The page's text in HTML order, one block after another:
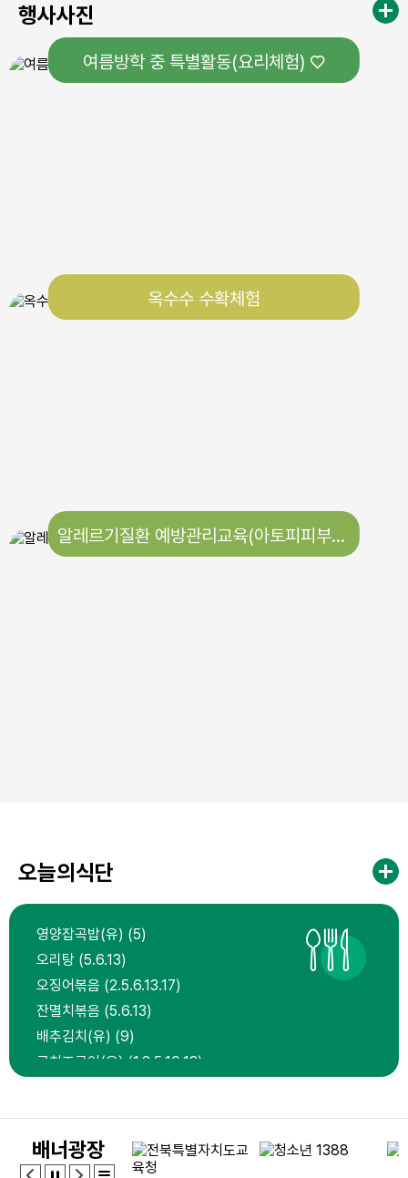
행사사진
여름방학 중 특별활동(요리체험) ♡
옥수수 수확체험
알레르기질환 예방관리교육(아토피피부염 인형극 관람)
오늘의식단
영양잡곡밥(유) (5)
오리탕 (5.6.13)
오징어볶음 (2.5.6.13.17)
잔멸치볶음 (5.6.13)
배추김치(유) (9)
콘치즈구이(유) (1.2.5.10.13)
원산지
쇠고기(종류) : 국내산(한우) 쇠고기 식육가공품 : 국내산 돼
배너광장